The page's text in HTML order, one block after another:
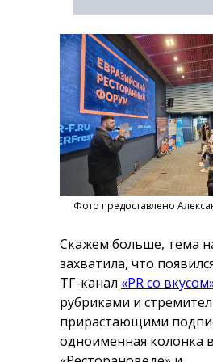
Фото предоставлено
Скажем больше, тема
захватила, что
ТГ-канал «PR со
рубриками и
прирастающими
одноименная колонка в